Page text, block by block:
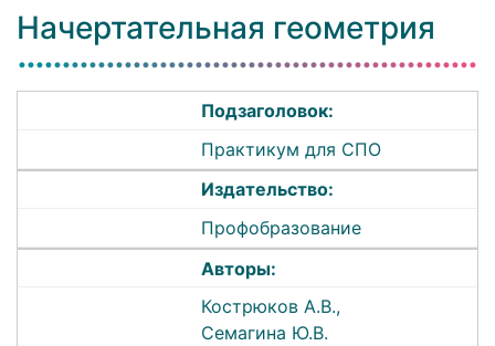
Начертательная геометрия
Подзаголовок:
Практикум для СПО
Издательство:
Профобразование
Авторы:
Кострюков А.В.,
Семагина Ю.В.